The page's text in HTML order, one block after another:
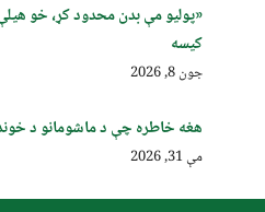
«پولیو مې بدن محدود کړ، خو
کیسه
جون 8, 2026
هغه خاطره چې د ماشومانو د
مې 31, 2026